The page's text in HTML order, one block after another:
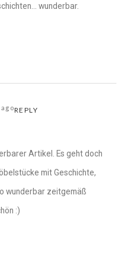
wunderbar.
REPLY
Artikel. Es geht doch
mit Geschichte,
wunderbar zeitgemäß
:)